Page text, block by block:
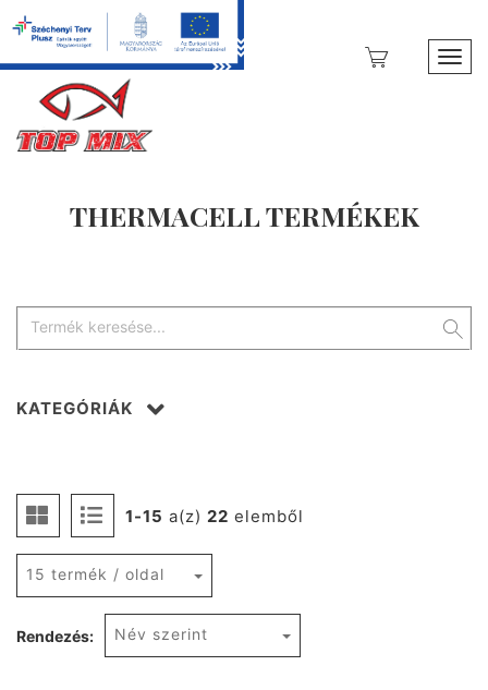
THERMACELL TERMÉKEK
1-15 a(z) 22 elemből
15 termék / oldal
Rendezés: Név szerint
KATEGÓRIÁK